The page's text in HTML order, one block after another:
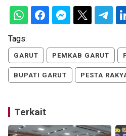
Tags:
GARUT PEMKAB GARUT
BUPATI GARUT PESTA
Terkait